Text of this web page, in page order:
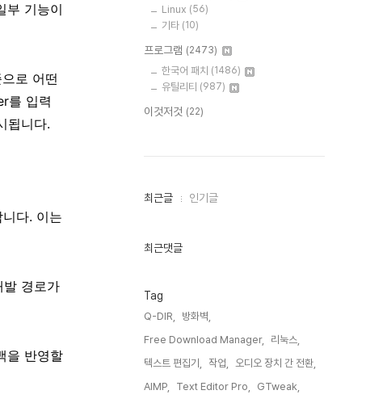
부 기능이
로 어떤
를 입력
됩니다.
다. 이는
발 경로가
을 반영할
Linux (56)
기타 (10)
프로그램 (2473)
한국어 패치 (1486)
유틸리티 (987)
이것저것 (22)
최
인
최근글 인기글
최근댓글
Tag
Q-DIR,
방화벽,
Free Download Manager,
리눅스,
텍스트 편집기,
작업,
오디오 장치 간 전환,
AIMP,
Text Editor Pro,
GTweak,